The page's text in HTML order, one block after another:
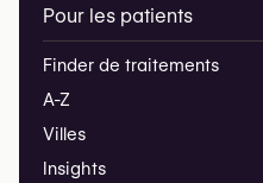
Pour les patients
Finder de traitements
A-Z
Villes
Insights